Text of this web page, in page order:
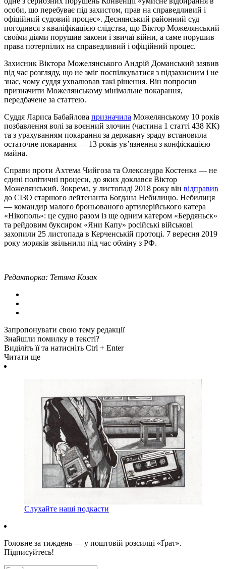
особи, що перебуває під захистом, прав на справедливий і
офіційний судовий процес». Деснянський районний суд
погодився з кваліфікацією слідства, що Віктор Можелянський
своїми діями порушив закони і звичаї війни, а саме порушив
права потерпілих на справедливий і офіційний процес.
Захисник Віктора Можелянського Андрій Доманський заявив
під час розгляду, що не зміг поспілкуватися з підзахисним і не
знає, чому суддя ухвалював такі рішення. Він попросив
призначити Можелянському мінімальне покарання,
передбачене за статтею.
Суддя Лариса Бабайлова призначила Можелянському 10 років
позбавлення волі за воєнний злочин (частина 1 статті 438 КК)
та з урахуванням покарання за державну зраду встановила
остаточне покарання — 13 років увʼязнення з конфіскацією
майна.
Справи проти Ахтема Чийгоза та Олександра Костенка — не
єдині політичні процеси, до яких доклався Віктор
Можелянський. Зокрема, у листопаді 2018 року він відправив
до СІЗО старшого лейтенанта Богдана Небилицю. Небилиця
— командир малого броньованого артилерійського катера
«Нікополь»: це судно разом із ще одним катером «Бердяньск»
та рейдовим буксиром «Яни Капу» російські військові
захопили 25 листопада в Керченській протоці. 7 вересня 2019
року моряків звільнили під час обміну з РФ.
Редакторка: Тетяна Козак
Запропонувати свою тему редакції
Знайшли помилку в тексті?
Виділіть її та натисніть Ctrl + Enter
Читати ще
Слухайте наші подкасти
Головне за тиждень — у поштовій розсилці «Ґрат».
Підписуйтесь!